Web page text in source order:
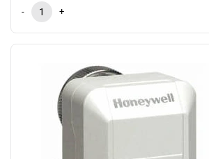
- +